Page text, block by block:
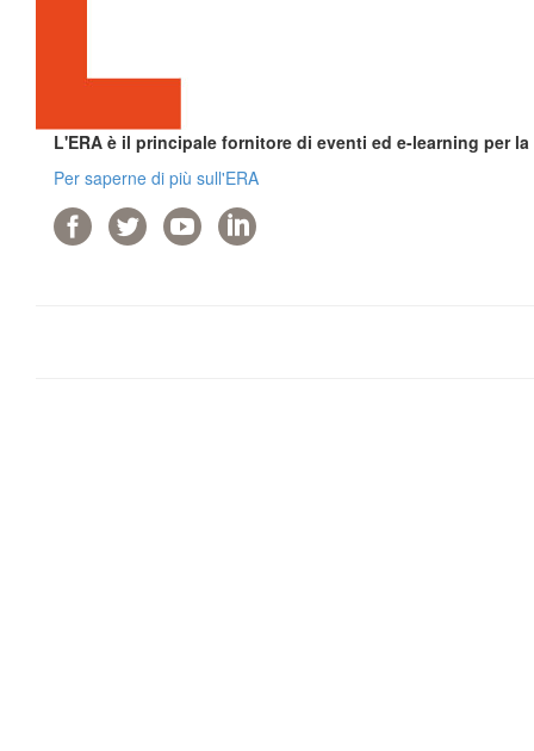
L'ERA è il principale fornitore di eventi ed e-learning per
Per saperne di più sull'ERA